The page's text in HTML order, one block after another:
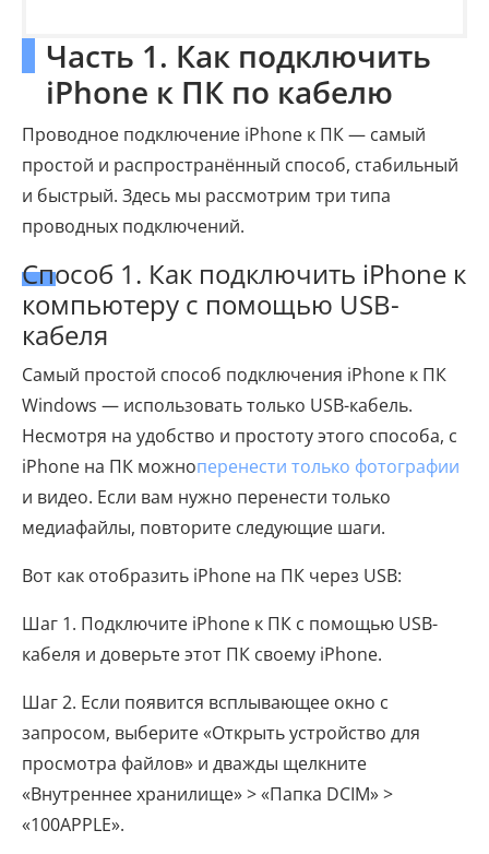
Часть 1. Как подключить
iPhone к ПК по кабелю
Проводное подключение iPhone к ПК — самый
простой и распространённый способ, стабильный
и быстрый. Здесь мы рассмотрим три типа
проводных подключений.
Способ 1. Как подключить iPhone к
компьютеру с помощью USB-
кабеля
Самый простой способ подключения iPhone к ПК
Windows — использовать только USB-кабель.
Несмотря на удобство и простоту этого способа, с
iPhone на ПК можноперенести только фотографии
и видео. Если вам нужно перенести только
медиафайлы, повторите следующие шаги.
Вот как отобразить iPhone на ПК через USB:
Шаг 1. Подключите iPhone к ПК с помощью USB-
кабеля и доверьте этот ПК своему iPhone.
Шаг 2. Если появится всплывающее окно с
запросом, выберите «Открыть устройство для
просмотра файлов» и дважды щелкните
«Внутреннее хранилище» > «Папка DCIM» >
«100APPLE».